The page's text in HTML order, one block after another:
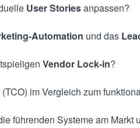
User Storiesanpassen?
Automation und das
Vendor Lock-in?
(TCO) im Vergleich zum
führenden Systeme am Markt